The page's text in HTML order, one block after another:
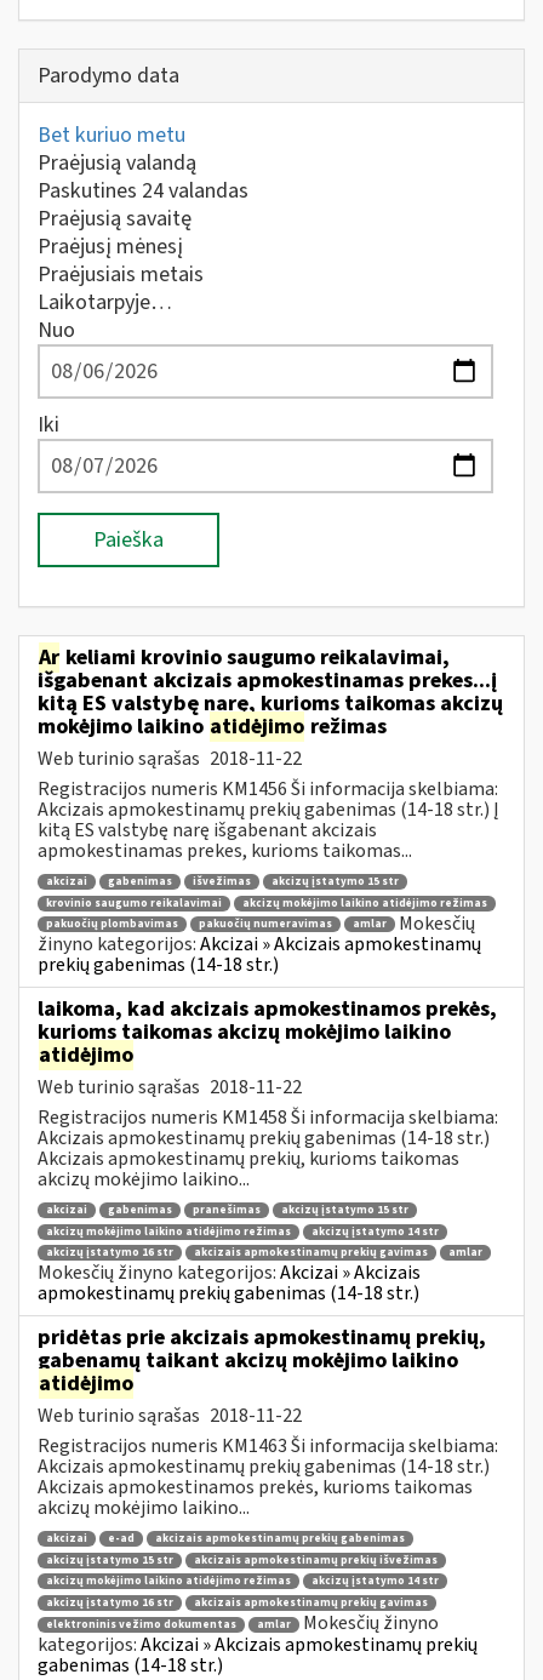
Parodymo data
Bet kuriuo metu
Praėjusią valandą
Paskutines 24 valandas
Praėjusią savaitę
Praėjusį mėnesį
Praėjusiais metais
Laikotarpyje…
Nuo
Iki
Paieška
Ar keliami krovinio saugumo reikalavimai,
išgabenant akcizais apmokestinamas prekes...į
kitą ES valstybę narę, kurioms taikomas akcizų
mokėjimo laikino atidėjimo režimas
Web turinio sąrašas 2018-11-22
Registracijos numeris KM1456 Ši informacija skelbiama:
Akcizais apmokestinamų prekių gabenimas (14-18 str.) Į
kitą ES valstybę narę išgabenant akcizais
apmokestinamas prekes, kurioms taikomas...
akcizai gabenimas išvežimas
akcizų įstatymo 15 str
krovinio saugumo reikalavimai
akcizų mokėjimo laikino atidėjimo režimas
pakuočių plombavimas
pakuočių numeravimas amlar
Mokesčių
žinyno kategorijos:Akcizai » Akcizais apmokestinamų
prekių gabenimas (14-18 str.)
laikoma, kad akcizais apmokestinamos prekės,
kurioms taikomas akcizų mokėjimo laikino
atidėjimo
Web turinio sąrašas 2018-11-22
Registracijos numeris KM1458 Ši informacija skelbiama:
Akcizais apmokestinamų prekių gabenimas (14-18 str.)
Akcizais apmokestinamų prekių, kurioms taikomas
akcizų mokėjimo laikino...
akcizai gabenimas pranešimas
akcizų įstatymo 15 str
akcizų mokėjimo laikino atidėjimo režimas
akcizų įstatymo 14 str
akcizų įstatymo 16 str
akcizais apmokestinamų prekių gavimas amlar
Mokesčių žinyno kategorijos:Akcizai » Akcizais
apmokestinamų prekių gabenimas (14-18 str.)
pridėtas prie akcizais apmokestinamų prekių,
gabenamų taikant akcizų mokėjimo laikino
atidėjimo
Web turinio sąrašas 2018-11-22
Registracijos numeris KM1463 Ši informacija skelbiama:
Akcizais apmokestinamų prekių gabenimas (14-18 str.)
Akcizais apmokestinamos prekės, kurioms taikomas
akcizų mokėjimo laikino...
akcizai e-ad
akcizais apmokestinamų prekių gabenimas
akcizų įstatymo 15 str
akcizais apmokestinamų prekių išvežimas
akcizų mokėjimo laikino atidėjimo režimas
akcizų įstatymo 14 str
akcizų įstatymo 16 str
akcizais apmokestinamų prekių gavimas
elektroninis vežimo dokumentas
amlar
Mokesčių žinyno
kategorijos:Akcizai » Akcizais apmokestinamų prekių
gabenimas (14-18 str.)